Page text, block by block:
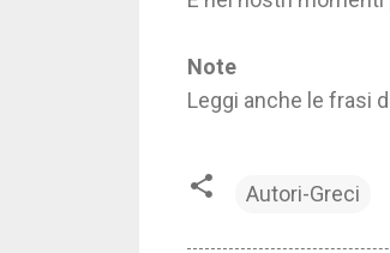
Note
Leggi anche le frasi
Autori-Greci